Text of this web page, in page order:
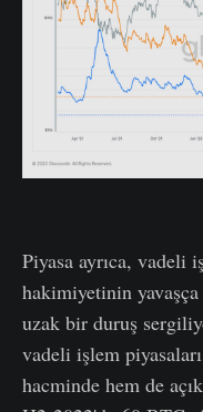
Piyasa ayrıca, vadeli
hakimiyetinin
uzak bir duruş
vadeli işlem
hacminde hem de